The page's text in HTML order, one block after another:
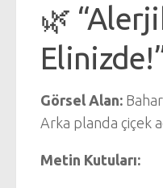
🌿
Görsel Alan:
Arka planda çiçek
Metin Kutuları: